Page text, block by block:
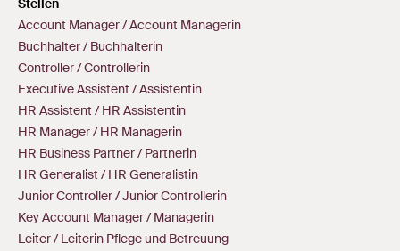
Stellen
Account Manager / Account Managerin
Buchhalter / Buchhalterin
Controller / Controllerin
Executive Assistent / Assistentin
HR Assistent / HR Assistentin
HR Manager / HR Managerin
HR Business Partner / Partnerin
HR Generalist / HR Generalistin
Junior Controller / Junior Controllerin
Key Account Manager / Managerin
Leiter / Leiterin Pflege und Betreuung